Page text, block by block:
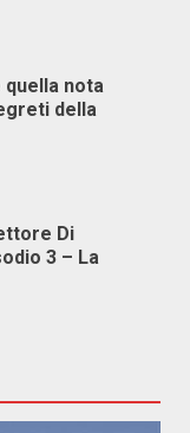
nota
della
Di
3 – La